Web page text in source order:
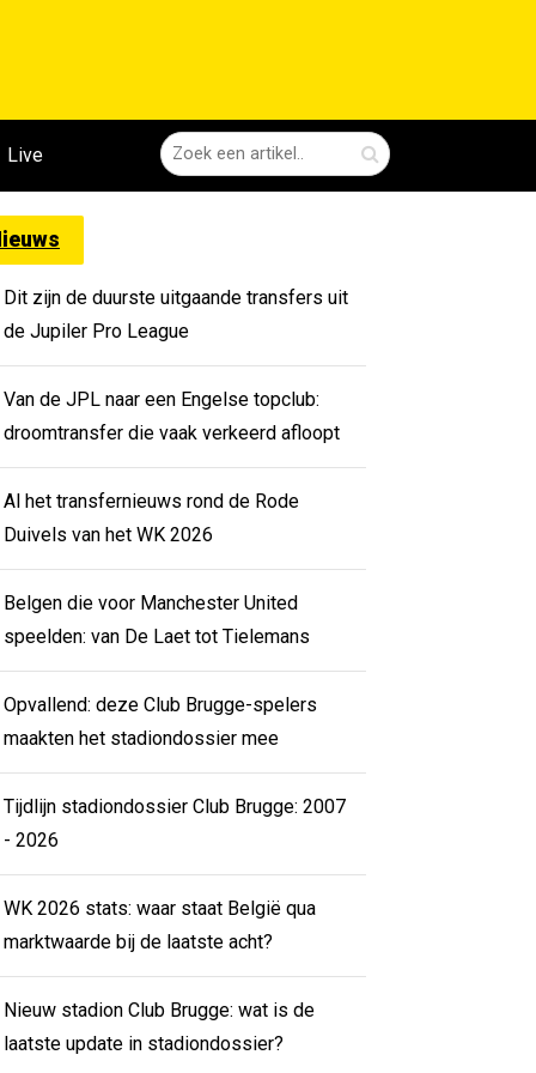
Live
Dit zijn de duurste uitgaande transfers uit
de Jupiler Pro League
Van de JPL naar een Engelse topclub:
droomtransfer die vaak verkeerd afloopt
Al het transfernieuws rond de Rode
Duivels van het WK 2026
Belgen die voor Manchester United
speelden: van De Laet tot Tielemans
Opvallend: deze Club Brugge-spelers
maakten het stadiondossier mee
Tijdlijn stadiondossier Club Brugge: 2007
- 2026
WK 2026 stats: waar staat België qua
marktwaarde bij de laatste acht?
Nieuw stadion Club Brugge: wat is de
laatste update in stadiondossier?